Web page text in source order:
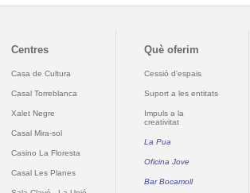
Centres
Casa de Cultura
Casal Torreblanca
Xalet Negre
Casal Mira-sol
Casino La Floresta
Casal Les Planes
Què oferim
Cessió d'espais
Suport a les entitats
Impuls a la
creativitat
La Pua
Oficina Jove
Bar Bocamoll